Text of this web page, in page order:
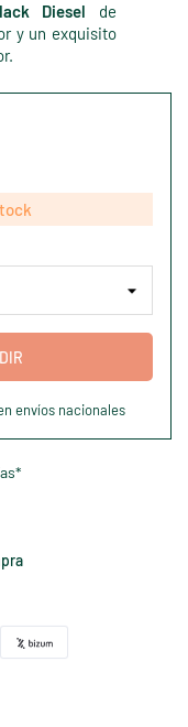
Diesel de
y un exquisito
envíos nacionales